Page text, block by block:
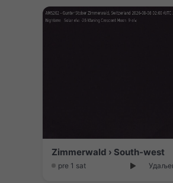
Zimmerwald › South-west
pre 1 sat